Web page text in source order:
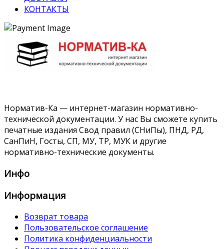
КОНТАКТЫ
Норматив-Ка — интернет-магазин нормативно-
технической документации. У нас Вы сможете купить
печатные издания Свод правил (СНиПы), ПНД, РД,
СанПиН, Госты, СП, МУ, ТР, МУК и другие
нормативно-технические документы.
Инфо
Информация
Возврат товара
Пользовательское соглашение
Политика конфиденциальности